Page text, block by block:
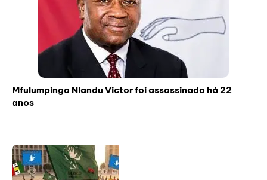
Mfulumpinga Nlandu Victor foi assassinado há 22
anos